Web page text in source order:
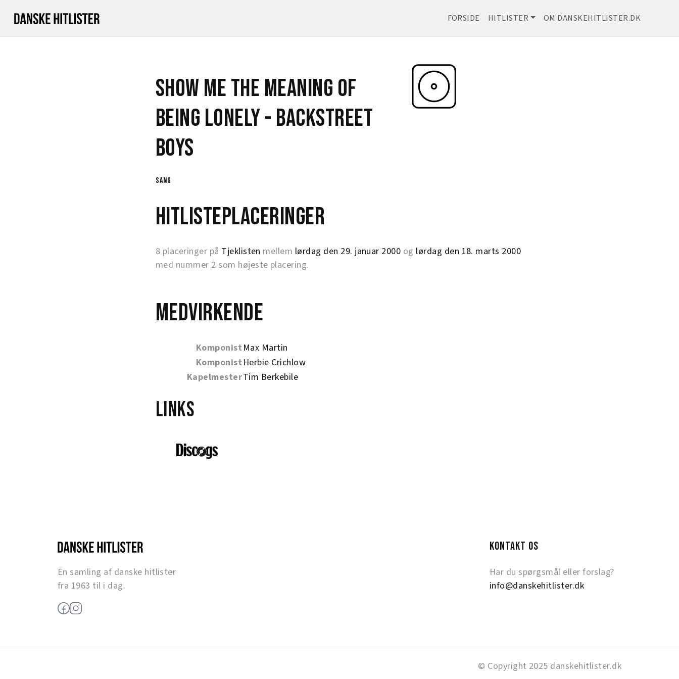
FORSIDE HITLISTER OM DANSKEHITLISTER.DK
Show Me The Meaning Of
Being Lonely - Backstreet
Boys
sang
Hitlisteplaceringer
8 placeringer på Tjeklisten mellem lørdag den 29. januar 2000 og lørdag den 18. marts 2000
med nummer 2 som højeste placering.
Medvirkende
Komponist Max Martin
Komponist Herbie Crichlow
KapelmesterTim Berkebile
Links
En samling af danske hitlister
fra 1963 til i dag.
KONTAKT OS
Har du spørgsmål eller forslag?
info@danskehitlister.dk
© Copyright 2025 danskehitlister.dk